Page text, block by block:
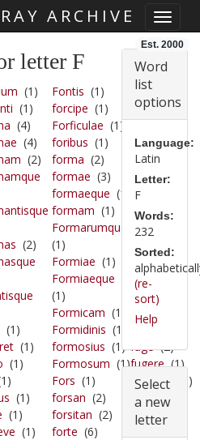
ARCHIVE
Est. 2000
letter F
(1)
(1)
(4)
(4)
(2)
(2)
(1)
(1)
(1)
(1)
(1)
(1)
Fontis (1)
forcipe (1)
Forficulae (1)
foribus (1)
forma (2)
formae (3)
formaeque (1)
formam (1)
Formarumque
(1)
Formiae (1)
Formiaeque
(1)
Formicam (1)
Formidinis (1)
formosius (1)
Formosum (1)
Fors (1)
forsan (2)
forsitan (2)
forte (6)
fruges
frui(3)
fruitur(1)
fruitura(1)
fruiturque
(1)
frustra
frustratur
(1)
fucis
(1)
Fudit(1)
fueram
fuerit(1)
fuga
fugat
fuge(2)
fugere(1)
fugiatve
(1)
fugit(1)
fuit(3)
Word
list
options
Language:
Latin
Letter:
F
Words:
232
Sorted:
(re-
sort)
Help
Select
a new
letter